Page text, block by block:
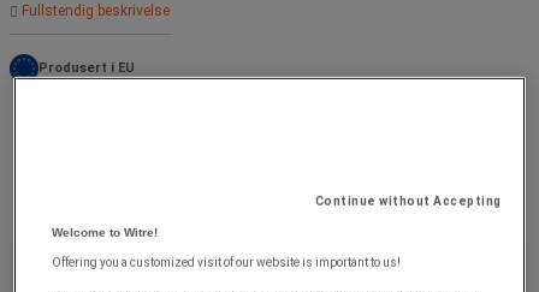
Fullstendig beskrivelse
Produsert i EU
Continue without Accepting
Welcome to Witre!
Offering you a customized visit of our website is important to us!